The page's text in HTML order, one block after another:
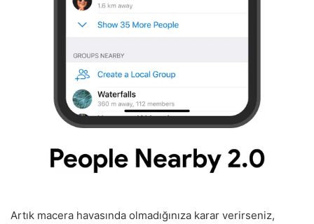
Artık macera havasında olmadığınıza karar verirseniz,